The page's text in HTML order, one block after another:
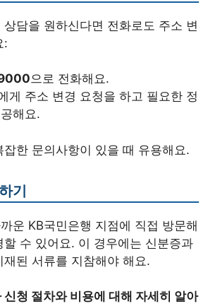
상담을 원하신다면 전화로도 주소 변
:
으로 전화해요.
게 주소 변경 요청을 하고 필요한 정
해요.
잡한 문의사항이 있을 때 유용해요.
기
운 KB국민은행 지점에 직접 방문해
할 수 있어요. 이 경우에는 신분증과
재된 서류를 지참해야 해요.
신청 절차와 비용에 대해 자세히 알아